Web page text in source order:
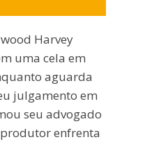
Harvey
uma cela em
aguarda
julgamento em
seu advogado
enfrenta